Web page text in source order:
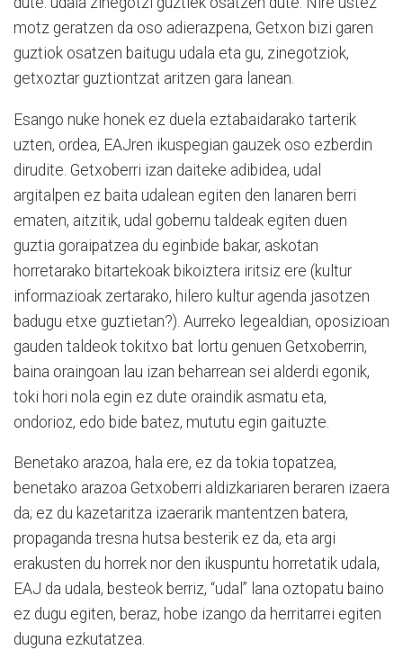
motz geratzen da oso adierazpena, Getxon bizi garen
guztiok osatzen baitugu udala eta gu, zinegotziok,
getxoztar guztiontzat aritzen gara lanean.
Esango nuke honek ez duela eztabaidarako tarterik
uzten, ordea, EAJren ikuspegian gauzek oso ezberdin
dirudite. Getxoberri izan daiteke adibidea, udal
argitalpen ez baita udalean egiten den lanaren berri
ematen, aitzitik, udal gobernu taldeak egiten duen
guztia goraipatzea du eginbide bakar, askotan
horretarako bitartekoak bikoiztera iritsiz ere (kultur
informazioak zertarako, hilero kultur agenda jasotzen
badugu etxe guztietan?). Aurreko legealdian, oposizioan
gauden taldeok tokitxo bat lortu genuen Getxoberrin,
baina oraingoan lau izan beharrean sei alderdi egonik,
toki hori nola egin ez dute oraindik asmatu eta,
ondorioz, edo bide batez, mututu egin gaituzte.
Benetako arazoa, hala ere, ez da tokia topatzea,
benetako arazoa Getxoberri aldizkariaren beraren izaera
da; ez du kazetaritza izaerarik mantentzen batera,
propaganda tresna hutsa besterik ez da, eta argi
erakusten du horrek nor den ikuspuntu horretatik udala,
EAJ da udala, besteok berriz, “udal” lana oztopatu baino
ez dugu egiten, beraz, hobe izango da herritarrei egiten
duguna ezkutatzea.